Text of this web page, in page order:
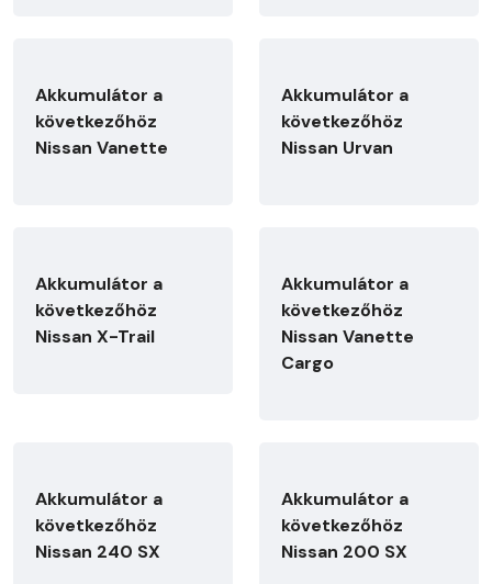
Akkumulátor a
következőhöz
Nissan Vanette
Akkumulátor a
következőhöz
Nissan Urvan
Akkumulátor a
következőhöz
Nissan X-Trail
Akkumulátor a
következőhöz
Nissan Vanette
Cargo
Akkumulátor a
következőhöz
Nissan 240 SX
Akkumulátor a
következőhöz
Nissan 200 SX